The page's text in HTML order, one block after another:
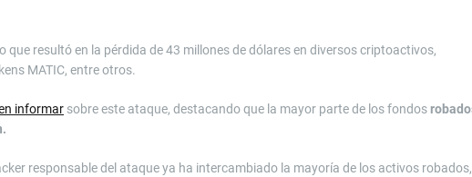
resultó en la pérdida de 43 millones de dólares en diversos criptoactivos,
MATIC, entre otros.
informar sobre este ataque, destacando que la mayor parte de los fondos
responsable del ataque ya ha intercambiado la mayoría de los activos robados,